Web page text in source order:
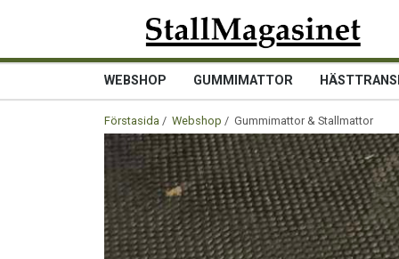
WEBSHOP GUMMIMATTOR
Förstasida / Webshop / Gummimattor & Stallmattor